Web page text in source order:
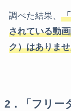
調べた結果、
されている動
ク）はありま
2．「フリー